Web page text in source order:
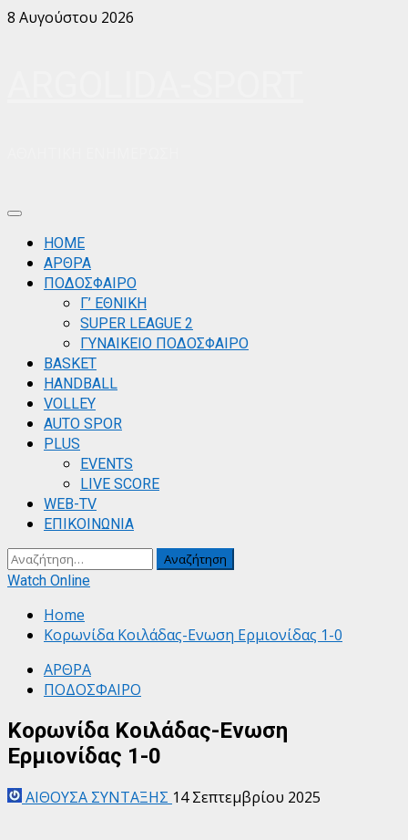
Skip
8 Αυγούστου 2026
Primary
MenuΗΟΜΕ
ΑΡΘΡΑ
ΠΟΔΟΣΦΑΙΡΟ
Γ’ ΕΘΝΙΚΗ
SUPER LEAGUE 2
ΓΥΝΑΙΚΕΙΟ ΠΟΔΟΣΦΑΙΡΟ
BASKET
HANDBALL
VOLLEY
AUTO SPOR
PLUS
EVENTS
LIVE SCORE
WEB-TV
ΕΠΙΚΟΙΝΩΝΙΑ
Αναζήτηση
για:
Watch Online
Home
Κορωνίδα Κοιλάδας-Ενωση Ερμιονίδας 1-0
ΑΡΘΡΑ
ΠΟΔΟΣΦΑΙΡΟ
Κορωνίδα Κοιλάδας-Ενωση
Ερμιονίδας 1-0
ΑΙΘΟΥΣΑ ΣΥΝΤΑΞΗΣ 14 Σεπτεμβρίου 2025